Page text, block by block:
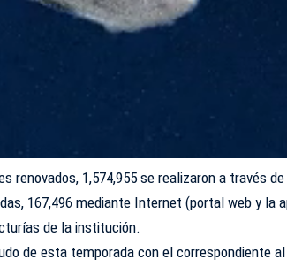
renovados, 1,574,955 se realizaron a través
167,496 mediante Internet (portal web y la
de la institución.
de esta temporada con el correspondiente